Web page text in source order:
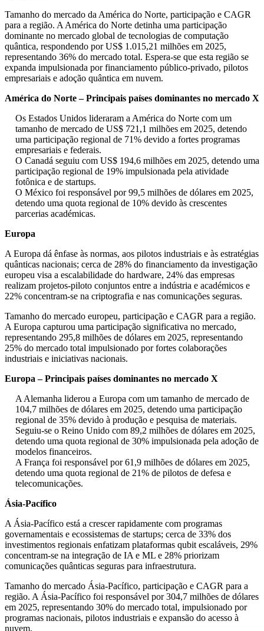
Tamanho do mercado da América do Norte, participação e CAGR
para a região. A América do Norte detinha uma participação
dominante no mercado global de tecnologias de computação
quântica, respondendo por US$ 1.015,21 milhões em 2025,
representando 36% do mercado total. Espera-se que esta região se
expanda impulsionada por financiamento público-privado, pilotos
empresariais e adoção quântica em nuvem.
América do Norte – Principais países dominantes no mercado X
Os Estados Unidos lideraram a América do Norte com um
tamanho de mercado de US$ 721,1 milhões em 2025, detendo
uma participação regional de 71% devido a fortes programas
empresariais e federais.
O Canadá seguiu com US$ 194,6 milhões em 2025, detendo uma
participação regional de 19% impulsionada pela atividade
fotônica e de startups.
O México foi responsável por 99,5 milhões de dólares em 2025,
detendo uma quota regional de 10% devido às crescentes
parcerias académicas.
Europa
A Europa dá ênfase às normas, aos pilotos industriais e às estratégias
quânticas nacionais; cerca de 28% do financiamento da investigação
europeu visa a escalabilidade do hardware, 24% das empresas
realizam projetos-piloto conjuntos entre a indústria e académicos e
22% concentram-se na criptografia e nas comunicações seguras.
Tamanho do mercado europeu, participação e CAGR para a região.
A Europa capturou uma participação significativa no mercado,
representando 295,8 milhões de dólares em 2025, representando
25% do mercado total impulsionado por fortes colaborações
industriais e iniciativas nacionais.
Europa – Principais países dominantes no mercado X
A Alemanha liderou a Europa com um tamanho de mercado de
104,7 milhões de dólares em 2025, detendo uma participação
regional de 35% devido à produção e pesquisa de materiais.
Seguiu-se o Reino Unido com 89,2 milhões de dólares em 2025,
detendo uma quota regional de 30% impulsionada pela adoção de
modelos financeiros.
A França foi responsável por 61,9 milhões de dólares em 2025,
detendo uma quota regional de 21% de pilotos de defesa e
telecomunicações.
Ásia-Pacífico
A Ásia-Pacífico está a crescer rapidamente com programas
governamentais e ecossistemas de startups; cerca de 33% dos
investimentos regionais enfatizam plataformas qubit escaláveis, 29%
concentram-se na integração de IA e ML e 28% priorizam
comunicações quânticas seguras para infraestrutura.
Tamanho do mercado Ásia-Pacífico, participação e CAGR para a
região. A Ásia-Pacífico foi responsável por 304,7 milhões de dólares
em 2025, representando 30% do mercado total, impulsionado por
programas nacionais, pilotos industriais e expansão do acesso à
nuvem.